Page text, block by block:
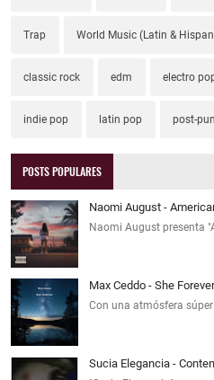
Trap World Music (Latin &
classic rock edm electro
indie pop latin pop post-
POSTS POPULARES
Naomi August -
Naomi August presenta
Max Ceddo - She Forever
Con una atmósfera
Sucia Elegancia -